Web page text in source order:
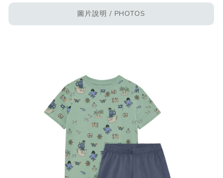
圖片說明 / PHOTOS